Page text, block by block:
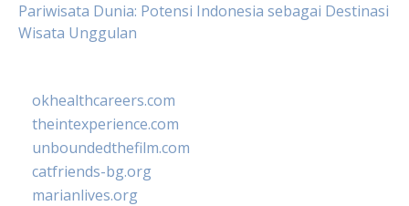
Pariwisata Dunia: Potensi Indonesia sebagai Destinasi
Wisata Unggulan
okhealthcareers.com
theintexperience.com
unboundedthefilm.com
catfriends-bg.org
marianlives.org